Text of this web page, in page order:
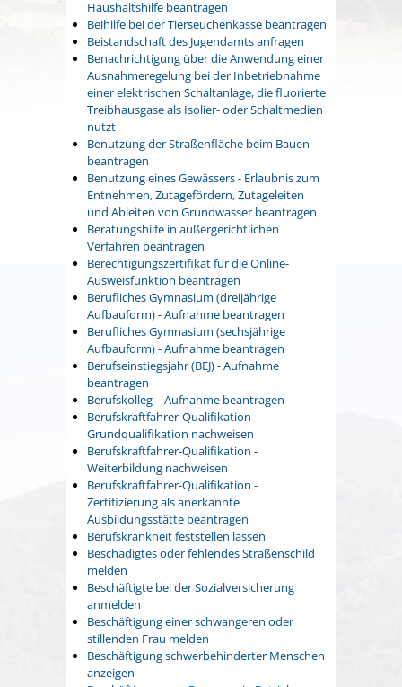
Haushaltshilfe beantragen
Beihilfe bei der Tierseuchenkasse beantragen
Beistandschaft des Jugendamts anfragen
Benachrichtigung über die Anwendung einer
Ausnahmeregelung bei der Inbetriebnahme
einer elektrischen Schaltanlage, die fluorierte
Treibhausgase als Isolier- oder Schaltmedien
nutzt
Benutzung der Straßenfläche beim Bauen
beantragen
Benutzung eines Gewässers - Erlaubnis zum
Entnehmen, Zutagefördern, Zutageleiten
und Ableiten von Grundwasser beantragen
Beratungshilfe in außergerichtlichen
Verfahren beantragen
Berechtigungszertifikat für die Online-
Ausweisfunktion beantragen
Berufliches Gymnasium (dreijährige
Aufbauform) - Aufnahme beantragen
Berufliches Gymnasium (sechsjährige
Aufbauform) - Aufnahme beantragen
Berufseinstiegsjahr (BEJ) - Aufnahme
beantragen
Berufskolleg – Aufnahme beantragen
Berufskraftfahrer-Qualifikation -
Grundqualifikation nachweisen
Berufskraftfahrer-Qualifikation -
Weiterbildung nachweisen
Berufskraftfahrer-Qualifikation -
Zertifizierung als anerkannte
Ausbildungsstätte beantragen
Berufskrankheit feststellen lassen
Beschädigtes oder fehlendes Straßenschild
melden
Beschäftigte bei der Sozialversicherung
anmelden
Beschäftigung einer schwangeren oder
stillenden Frau melden
Beschäftigung schwerbehinderter Menschen
anzeigen